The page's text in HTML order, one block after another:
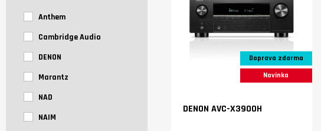
Anthem
Cambridge Audio
DENON
Marantz
NAD
NAIM
Doprava zdarma
Novinka
DENON AVC-X3900H